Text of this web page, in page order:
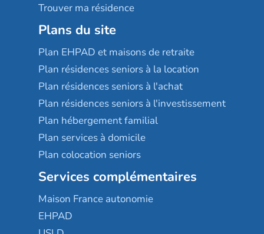
Trouver ma résidence
Plans du site
Plan EHPAD et maisons de retraite
Plan résidences seniors à la location
Plan résidences seniors à l'achat
Plan résidences seniors à l'investissement
Plan hébergement familial
Plan services à domicile
Plan colocation seniors
Services complémentaires
Maison France autonomie
EHPAD